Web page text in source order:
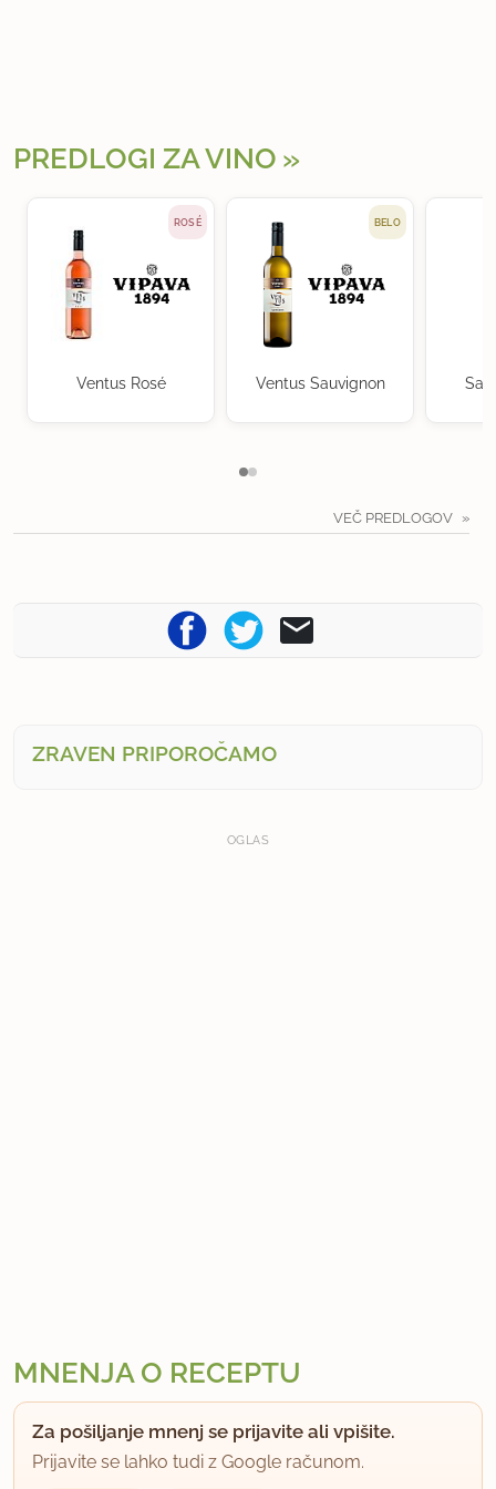
PREDLOGI ZA VINO
ROSÉ
Ventus Rosé
BELO
Ventus Sauvignon
VEČ PREDLOGOV
ZRAVEN PRIPOROČAMO
OGLAS
MNENJA O RECEPTU
Za pošiljanje mnenj se prijavite ali vpišite.
Prijavite se lahko tudi z Google računom.